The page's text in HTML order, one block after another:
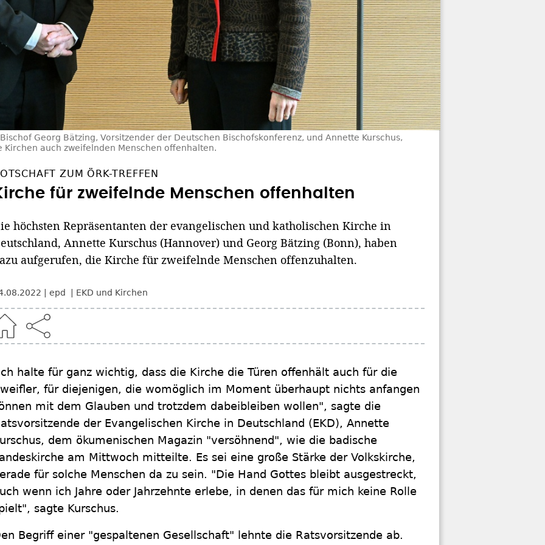
Bischof Georg Bätzing, Vorsitzender der Deutschen Bischofskonferenz, und Annette Kurschus,
Kirchen auch zweifelnden Menschen offenhalten.
ZUM ÖRK-TREFFEN
für zweifelnde Menschen offenhalten
höchsten Repräsentanten der evangelischen und katholischen Kirche in
Annette Kurschus (Hannover) und Georg Bätzing (Bonn), haben
aufgerufen, die Kirche für zweifelnde Menschen offenzuhalten.
epd EKD und Kirchen
halte für ganz wichtig, dass die Kirche die Türen offenhält auch für die
für diejenigen, die womöglich im Moment überhaupt nichts anfangen
mit dem Glauben und trotzdem dabeibleiben wollen", sagte die
der Evangelischen Kirche in Deutschland (EKD), Annette
dem ökumenischen Magazin "versöhnend", wie die badische
am Mittwoch mitteilte. Es sei eine große Stärke der Volkskirche,
für solche Menschen da zu sein. "Die Hand Gottes bleibt ausgestreckt,
wenn ich Jahre oder Jahrzehnte erlebe, in denen das für mich keine Rolle
sagte Kurschus.
Begriff einer "gespaltenen Gesellschaft" lehnte die Ratsvorsitzende ab.